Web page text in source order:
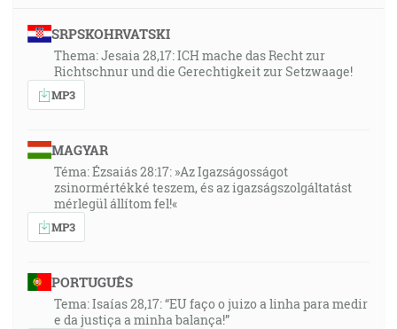
SRPSKOHRVATSKI
Thema: Jesaia 28,17: ICH mache das Recht zur
Richtschnur und die Gerechtigkeit zur Setzwaage!
MP3
MAGYAR
Téma: Ézsaiás 28:17: »Az Igazságosságot
zsinormértékké teszem, és az igazságszolgáltatást
mérlegül állítom fel!«
MP3
PORTUGUÊS
Tema: Isaías 28,17: “EU faço o juizo a linha para medir
e da justiça a minha balança!”